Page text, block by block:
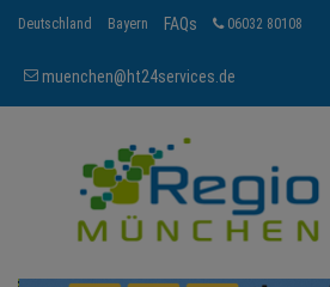
Deutschland Bayern FAQs 06032 80108
muenchen@ht24services.de